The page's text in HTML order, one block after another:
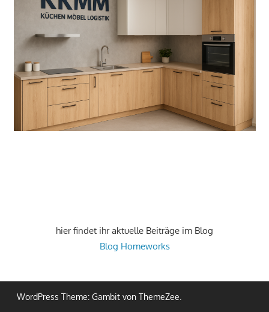
hier findet ihr aktuelle Beiträge im Blog
Blog Homeworks
WordPress Theme: Gambit von ThemeZee.